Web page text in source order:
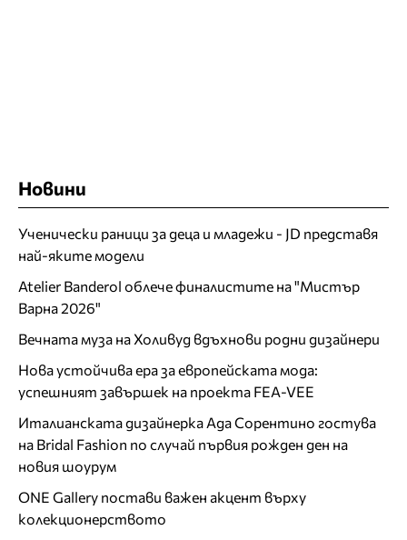
Новини
Ученически раници за деца и младежи - JD представя
най-яките модели
Atelier Banderol облече финалистите на "Мистър
Варна 2026"
Вечната муза на Холивуд вдъхнови родни дизайнери
Нова устойчива ера за европейската мода:
успешният завършек на проекта FEA-VEE
Италианската дизайнерка Ада Сорентино гостува
на Bridal Fashion по случай първия рожден ден на
новия шоурум
ONE Gallery постави важен акцент върху
колекционерството